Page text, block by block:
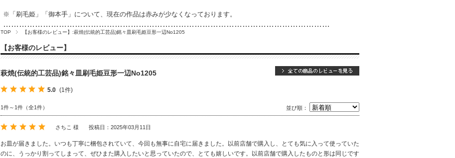
※「刷毛姫」「御本手」について、現在の作品は赤みが少なくなっております。
…………………………………………………………………………………………………… ………
TOP 【お客様のレビュー】:萩焼(伝統的工芸品)銘々皿刷毛姫豆形一辺No1205
【お客様のレビュー】
萩焼(伝統的工芸品)銘々皿刷毛姫豆形一辺No1205
5.0 (1件)
1件～1件（全1件） 並び順：
さちこ 様 投稿日：2025年03月11日
お皿が届きました。いつも丁寧に梱包されていて、今回も無事に自宅に届きました。以前店舗で購入し、とても気に入って使っていた
のに、うっかり割ってしまって、ぜひまた購入したいと思っていたので、とても嬉しいです。以前店舗で購入したものと形は同じです